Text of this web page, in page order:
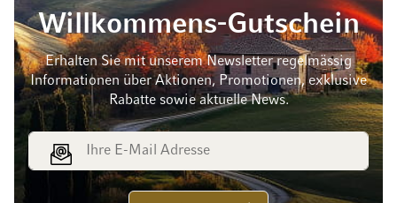
Willkommens-Gutschein
Erhalten Sie mit unserem Newsletter regelmässig
Informationen über Aktionen, Promotionen, exklusive
Rabatte sowie aktuelle News.
E-Mail Adresse